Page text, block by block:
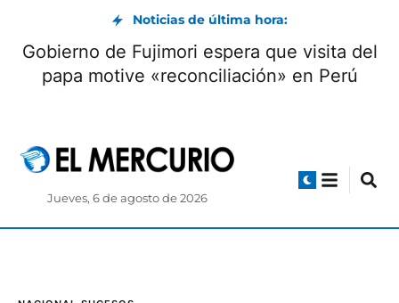
Noticias de última hora:
Gobierno de Fujimori espera que visita del
papa motive «reconciliación» en Perú
Jueves, 6 de agosto de 2026